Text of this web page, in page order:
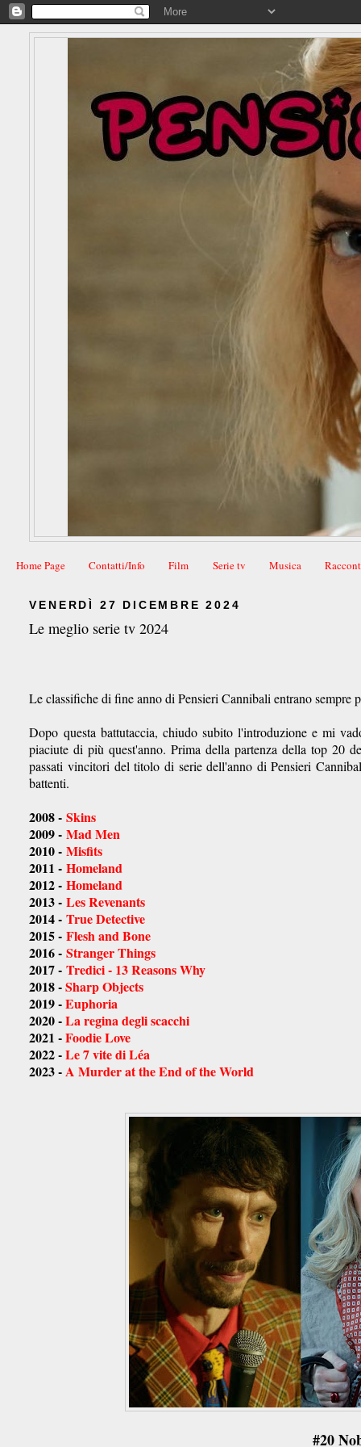
Home Page Contatti/Info Film Serie tv Musica
VENERDÌ 27 DICEMBRE 2024
Le meglio serie tv 2024
Le classifiche di fine anno di Pensieri Cannibali entrano
Dopo questa battutaccia, chiudo subito l'introduzione e mi
piaciute di più quest'anno. Prima della partenza della top 20
passati vincitori del titolo di serie dell'anno di Pensieri
battenti.
2008 -Skins
2009 -Mad Men
2010 -Misfits
2011 -Homeland
2012 -Homeland
2013 -Les Revenants
2014 -True Detective
2015 -Flesh and Bone
2016 -Stranger Things
2017 -Tredici - 13 Reasons Why
2018 -Sharp Objects
2019 -Euphoria
2020 -La regina degli scacchi
2021 -Foodie Love
2022 -Le 7 vite di Léa
2023 - A Murder at the End of the World
#20